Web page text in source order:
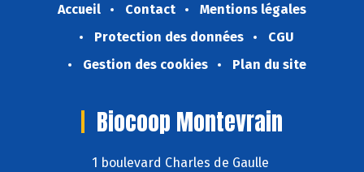
Accueil Contact
Mentions légales
Protection des données
CGU
Gestion des cookies
Plan du site
Biocoop Montevrain
1 boulevard Charles de Gaulle